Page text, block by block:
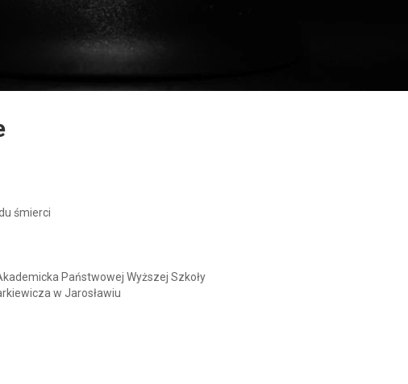
śmierci
Państwowej Wyższej Szkoły
w Jarosławiu